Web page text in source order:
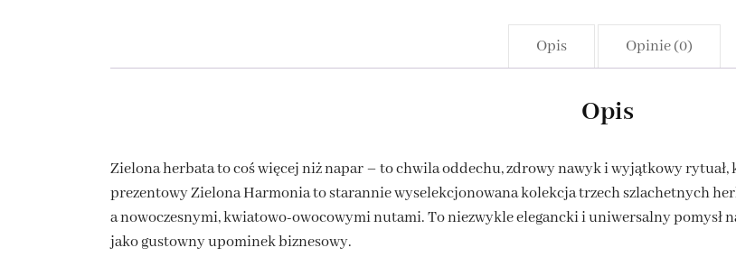
Opis Opinie (0)
Opis
Zielona herbata to coś więcej niż napar – to chwila oddechu, zdrowy nawyk i wyjątkowy rytuał,
prezentowy Zielona Harmonia to starannie wyselekcjonowana kolekcja trzech szlachetnych
a nowoczesnymi, kwiatowo-owocowymi nutami. To niezwykle elegancki i uniwersalny pomysł
jako gustowny upominek biznesowy.